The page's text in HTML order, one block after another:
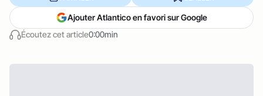
Écoutez cet article0:00min
Ajouter Atlantico en favori sur Google